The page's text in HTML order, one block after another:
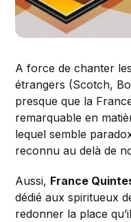
A force de chanter
étrangers (Scotch,
presque que la
remarquable en
lequel semble
reconnu au delà de
Aussi, France
dédié aux spiritueux
redonner la place